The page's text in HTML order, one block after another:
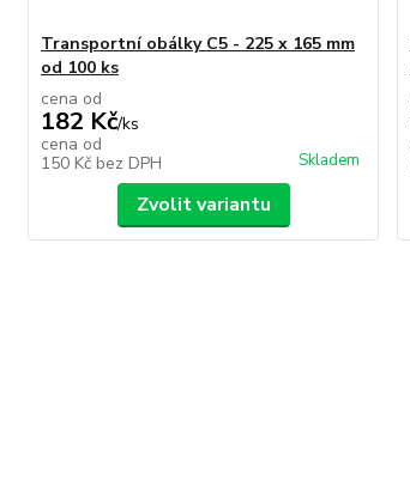
Transportní obálky C5 - 225 x 165 mm
od 100 ks
cena od
182 Kč/ks
cena od
150 Kč bez DPH Skladem
Zvolit variantu